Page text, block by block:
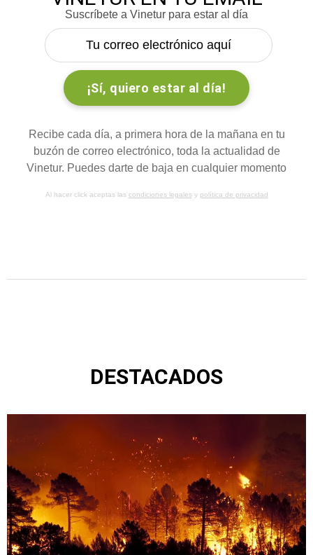
Suscríbete a Vinetur para estar al día
Recibe cada día, a primera hora de la mañana en tu
buzón de correo electrónico, toda la actualidad de
Vinetur. Puedes darte de baja en cualquier momento
Al hacer click aceptas las condiciones legalesy política de privacidad
DESTACADOS